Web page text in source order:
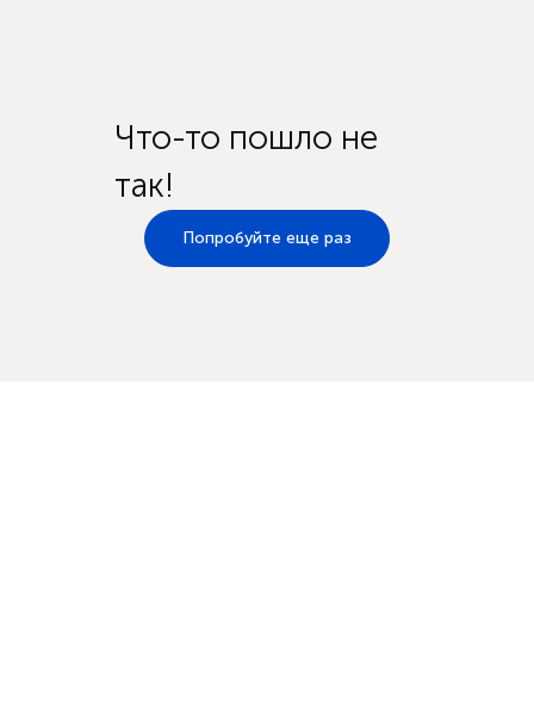
Что-то пошло не
так!
Попробуйте еще раз